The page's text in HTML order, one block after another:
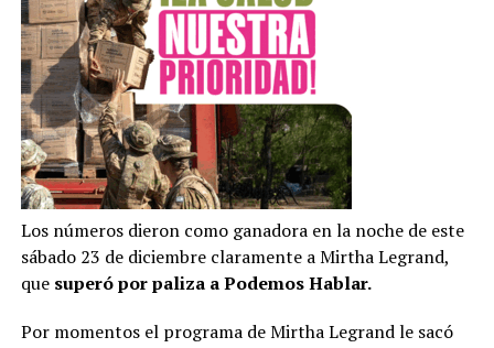
Los números dieron como ganadora en la noche de este
sábado 23 de diciembre claramente a Mirtha Legrand,
que superó por paliza a Podemos Hablar.
Por momentos el programa de Mirtha Legrand le sacó